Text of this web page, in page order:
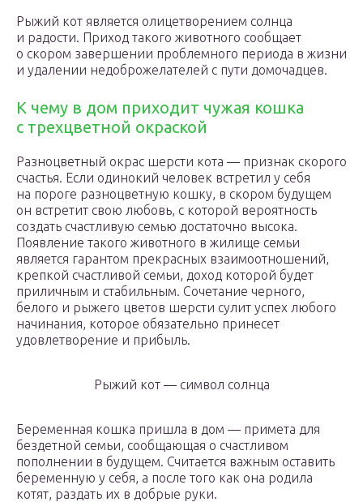
Рыжий кот является олицетворением солнца
и радости. Приход такого животного сообщает
о скором завершении проблемного периода в жизни
и удалении недоброжелателей с пути домочадцев.
К чему в дом приходит чужая кошка
с трехцветной окраской
Разноцветный окрас шерсти кота — признак скорого
счастья. Если одинокий человек встретил у себя
на пороге разноцветную кошку, в скором будущем
он встретит свою любовь, с которой вероятность
создать счастливую семью достаточно высока.
Появление такого животного в жилище семьи
является гарантом прекрасных взаимоотношений,
крепкой счастливой семьи, доход которой будет
приличным и стабильным. Сочетание черного,
белого и рыжего цветов шерсти сулит успех любого
начинания, которое обязательно принесет
удовлетворение и прибыль.
Рыжий кот — символ солнца
Беременная кошка пришла в дом — примета для
бездетной семьи, сообщающая о счастливом
пополнении в будущем. Считается важным оставить
беременную у себя, а после того как она родила
котят, раздать их в добрые руки.